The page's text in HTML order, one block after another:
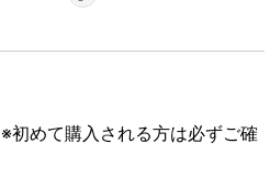
※初めて購入される方は必ずご確